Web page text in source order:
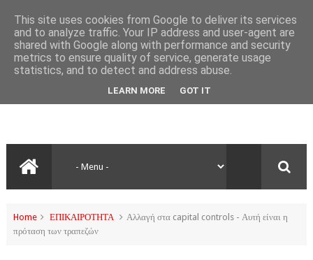
Home ΕΠΙΚΑΙΡΟΤΗΤΑ
Αλλαγή στα capital controls - Αυτή είναι η
πρόταση των τραπεζών
This site uses cookies from Google to deliver its services
and to analyze traffic. Your IP address and user-agent are
shared with Google along with performance and security
metrics to ensure quality of service, generate usage
statistics, and to detect and address abuse.
LEARN MORE GOT IT